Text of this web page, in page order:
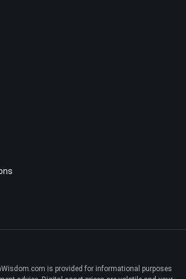
is provided for informational purposes